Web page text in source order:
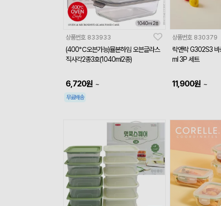
상품번호 833933
(400℃오븐가능)뮬본하임 오븐글라스
직사각2종3호(1040ml2종)
6,720원 ~
무료배송
상품번호 830379
락앤락 G302S3
ml 3P 세트
11,900원 ~